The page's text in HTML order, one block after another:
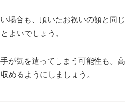
場合も、頂いたお祝いの額と同じ
よいでしょう。
が気を遣ってしまう可能性も。高
めるようにしましょう。